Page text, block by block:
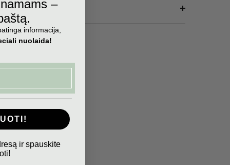
–
informacija,
nuolaida!
ir spauskite